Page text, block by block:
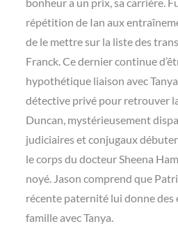
répétition de Ian aux
de le mettre sur la liste des
Franck. Ce dernier continue
hypothétique liaison avec
détective privé pour retrouver
Duncan, mystérieusement
judiciaires et conjugaux
le corps du docteur Sheena
noyé. Jason comprend que
récente paternité lui donne des
famille avec Tanya.